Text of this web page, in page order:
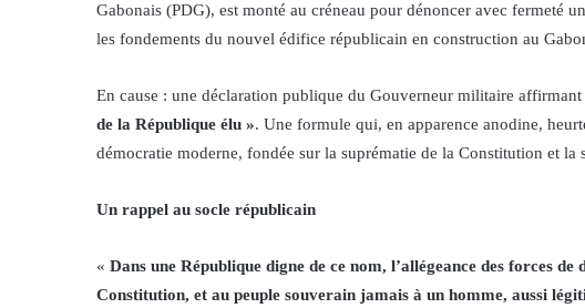
Gabonais (PDG), est monté au créneau pour dénoncer avec fermeté
les fondements du nouvel édifice républicain en construction au
En cause : une déclaration publique du Gouverneur militaire affirmant
de la République élu ». Une formule qui, en apparence anodine,
démocratie moderne, fondée sur la suprématie de la Constitution et la
Un rappel au socle républicain
« Dans une République digne de ce nom, l’allégeance des forces
Constitution, et au peuple souverain jamais à un homme, aussi